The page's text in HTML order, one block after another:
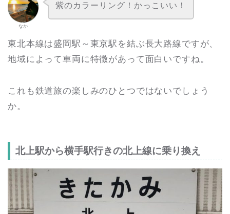
なか
紫のカラーリング！かっこいい！
東北本線は盛岡駅～東京駅を結ぶ長大路線ですが、
地域によって車両に特徴があって面白いですね。
これも鉄道旅の楽しみのひとつではないでしょう
か。
北上駅から横手駅行きの北上線に乗り換え